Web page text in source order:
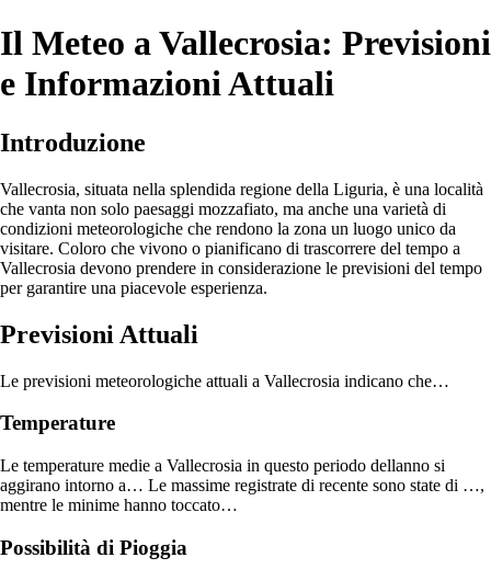
Il Meteo a Vallecrosia: Previsioni
e Informazioni Attuali
Introduzione
Vallecrosia, situata nella splendida regione della Liguria, è una località
che vanta non solo paesaggi mozzafiato, ma anche una varietà di
condizioni meteorologiche che rendono la zona un luogo unico da
visitare. Coloro che vivono o pianificano di trascorrere del tempo a
Vallecrosia devono prendere in considerazione le previsioni del tempo
per garantire una piacevole esperienza.
Previsioni Attuali
Le previsioni meteorologiche attuali a Vallecrosia indicano che…
Temperature
Le temperature medie a Vallecrosia in questo periodo dellanno si
aggirano intorno a… Le massime registrate di recente sono state di …,
mentre le minime hanno toccato…
Possibilità di Pioggia